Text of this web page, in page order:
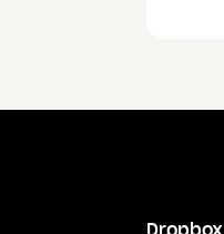
Dropbox